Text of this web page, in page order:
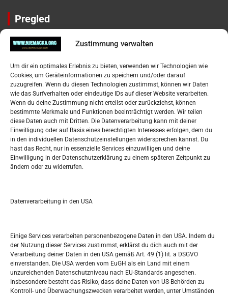
Zustimmung verwalten
Um dir ein optimales Erlebnis zu bieten, verwenden wir Technologien wie
Cookies, um Geräteinformationen zu speichern und/oder darauf
zuzugreifen. Wenn du diesen Technologien zustimmst, können wir Daten
wie das Surfverhalten oder eindeutige IDs auf dieser Website verarbeiten.
Wenn du deine Zustimmung nicht erteilst oder zurückziehst, können
bestimmte Merkmale und Funktionen beeinträchtigt werden. Wir teilen
diese Daten auch mit Dritten. Die Datenverarbeitung kann mit deiner
Einwilligung oder auf Basis eines berechtigten Interesses erfolgen, dem du
in den individuellen Datenschutzeinstellungen widersprechen kannst. Du
hast das Recht, nur in essenzielle Services einzuwilligen und deine
Einwilligung in der Datenschutzerklärung zu einem späteren Zeitpunkt zu
ändern oder zu widerrufen.
Datenverarbeitung in den USA
Einige Services verarbeiten personenbezogene Daten in den USA. Indem du
der Nutzung dieser Services zustimmst, erklärst du dich auch mit der
Verarbeitung deiner Daten in den USA gemäß Art. 49 (1) lit. a DSGVO
einverstanden. Die USA werden vom EuGH als ein Land mit einem
unzureichenden Datenschutzniveau nach EU-Standards angesehen.
Insbesondere besteht das Risiko, dass deine Daten von US-Behörden zu
Kontroll- und Überwachungszwecken verarbeitet werden, unter Umständen
Pregled
Impressum
Datenschutzerklärung
Widerufsbelehrung
Oglašavanje / Postavite svoj oglas
Tko je “Idemo u Svijet – Njemačka?
Pretražite stranicu:
S
e
a
h
M D M D F S S
1
3 4 5 6 7 8
10 11 12 13 14 15 16